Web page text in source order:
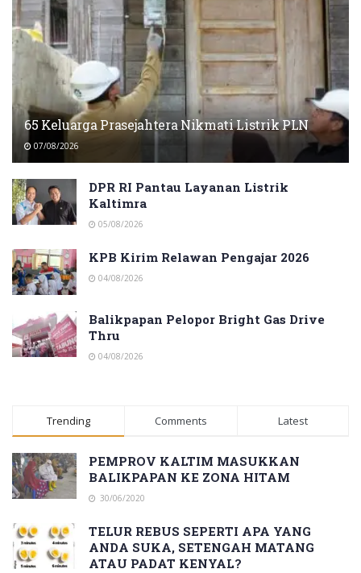
65 Keluarga Prasejahtera Nikmati Listrik PLN
07/08/2026
DPR RI Pantau Layanan Listrik
Kaltimra
05/08/2026
KPB Kirim Relawan Pengajar 2026
04/08/2026
Balikpapan Pelopor Bright Gas Drive
Thru
04/08/2026
Trending Comments Latest
PEMPROV KALTIM MASUKKAN
BALIKPAPAN KE ZONA HITAM
30/06/2020
TELUR REBUS SEPERTI APA YANG
ANDA SUKA, SETENGAH MATANG
ATAU PADAT KENYAL?